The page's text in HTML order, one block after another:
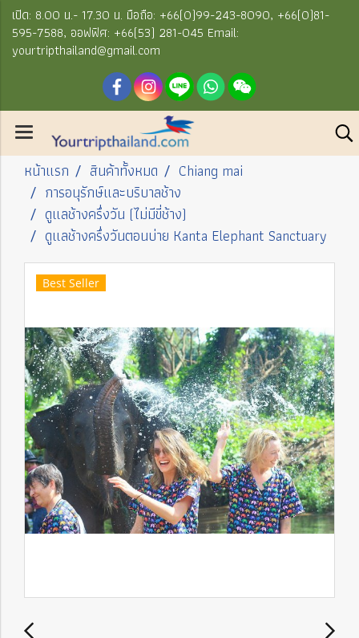
เปิด: 8.00 น.- 17.30 น. มือถือ: +66(0)99-243-8090, +66(0)81-
595-7588, ออฟฟิศ: +66(53) 281-045 Email:
yourtripthailand@gmail.com
หน้าแรก สินค้าทั้งหมด
Chiang mai
การอนุรักษ์และบริบาลช้าง
ดูแลช้างครึ่งวัน (ไม่มีขี่ช้าง)
ดูแลช้างครึ่งวันตอนบ่าย Kanta Elephant Sanctuary
Best Seller